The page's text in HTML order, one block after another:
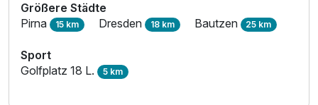
Größere Städte
Pirna 15 km Dresden 18 km Bautzen 25 km
Sport
Golfplatz 18 L. 5 km